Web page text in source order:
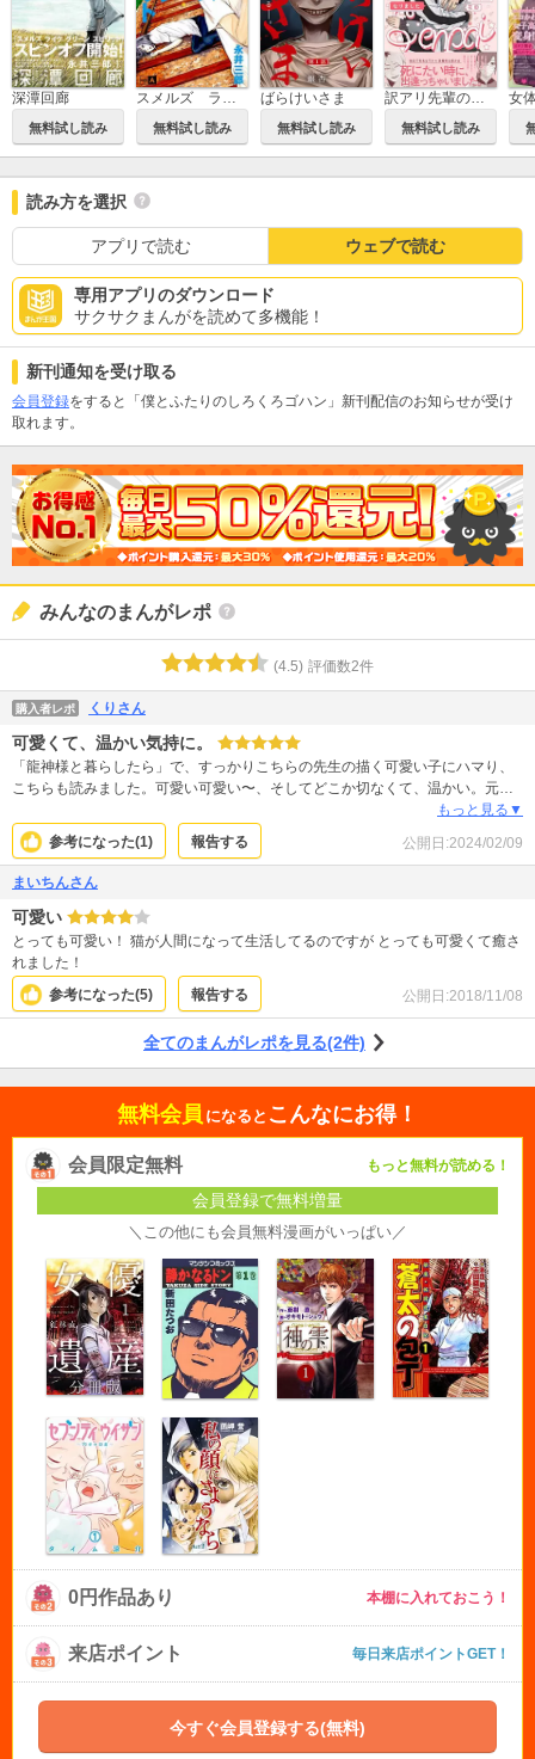
深潭回廊
無料試し読み
スメルズ ライク グリーン スピリット
無料試し読み
ばらけいさま
無料試し読み
訳アリ先輩の彼女になりました
無料試し読み
読み方を選択
アプリで読む ウェブで読む
専用アプリのダウンロード
サクサクまんがを読めて多機能！
新刊通知を受け取る
会員登録をすると「僕とふたりのしろくろゴハン」新刊配信のお知らせが受け
取れます。
みんなのまんがレポ
(4.5) 評価数2件
購入者レポ くりさん
可愛くて、温かい気持に。
「龍神様と暮らしたら」で、すっかりこちらの先生の描く可愛い子にハマり、
こちらも読みました。可愛い可愛い〜、そしてどこか切なくて、温かい。元気
が無くなったときも癒やしが必要な時もビタミン剤の用に読み返したい作品で
す。
もっと見る▼
参考になった(1) 報告する 公開日:2024/02/09
まいちんさん
可愛い
とっても可愛い！ 猫が人間になって生活してるのですが とっても可愛くて癒さ
れました！
参考になった(5) 報告する 公開日:2018/11/08
全てのまんがレポを見る(2件)
無料会員 になると こんなにお得！
会員限定無料 もっと無料が読める！
会員登録で無料増量
＼この他にも会員無料漫画がいっぱい／
0円作品あり 本棚に入れておこう！
来店ポイント 毎日来店ポイントGET！
今すぐ会員登録する(無料)